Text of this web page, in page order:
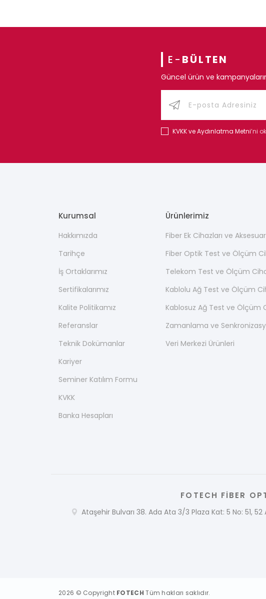
E- BÜLTEN
Güncel ürün ve
KVKK ve Aydınlatma Metni’ni
Kurumsal
Hakkımızda
Tarihçe
İş Ortaklarımız
Sertifikalarımız
Kalite Politikamız
Referanslar
Teknik Dokümanlar
Kariyer
Seminer Katılım Formu
KVKK
Banka Hesapları
Ürünlerimiz
Fiber Ek Cihazları ve
Fiber Optik Test ve Ölçüm
Telekom Test ve Ölçüm
Kablolu Ağ Test ve Ölçüm
Kablosuz Ağ Test ve Ölçüm
Zamanlama ve
Veri Merkezi Ürünleri
FOTECH FİBER
Ataşehir Bulvarı 38. Ada Ata 3/3 Plaza Kat: 5 No: 51,
2026 © Copyright FOTECH Tüm hakları saklıdır.